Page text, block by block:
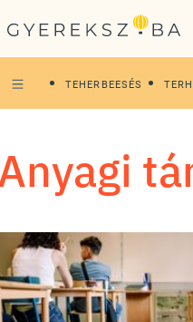
TEHERBEESÉS
anyagi